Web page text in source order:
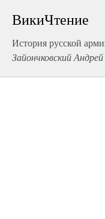
ВикиЧтение
История русской
Зайончковский